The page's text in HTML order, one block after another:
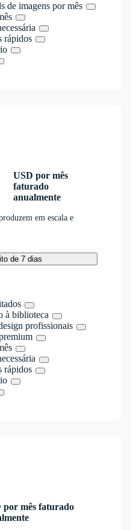
de imagens por mês
rápidos
USD por mês
faturado
anualmente
em escala e
de 7 dias
à biblioteca
profissionais
rápidos
por mês faturado